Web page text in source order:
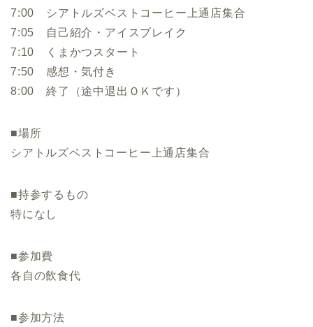
7:00 シアトルズベストコーヒー上通店集合
7:05 自己紹介・アイスブレイク
7:10 くまかつスタート
7:50 感想・気付き
8:00 終了（途中退出ＯＫです）
■場所
シアトルズベストコーヒー上通店集合
■持参するもの
特になし
■参加費
各自の飲食代
■参加方法